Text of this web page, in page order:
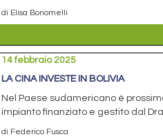
di Elisa Bonomelli
14 febbraio 2025
LA CINA INVESTE IN BOLIVIA
Nel Paese sudamericano è
impianto finanziato e gestito dal
di Federico Fusca